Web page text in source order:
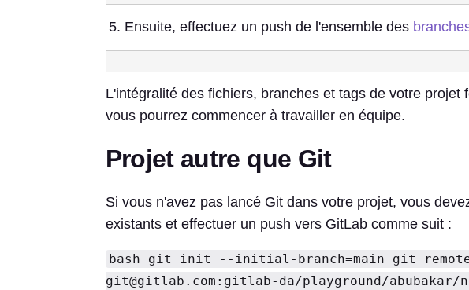
Ensuite, effectuez un push de l'ensemble des
L'intégralité des fichiers, branches et tags de votre projet
vous pourrez commencer à travailler en équipe.
Projet autre que Git
Si vous n'avez pas lancé Git dans votre projet, vous
existants et effectuer un push vers GitLab comme suit :
bash git init --initial-branch=main git
git@gitlab.com :gitlab-da/playground/